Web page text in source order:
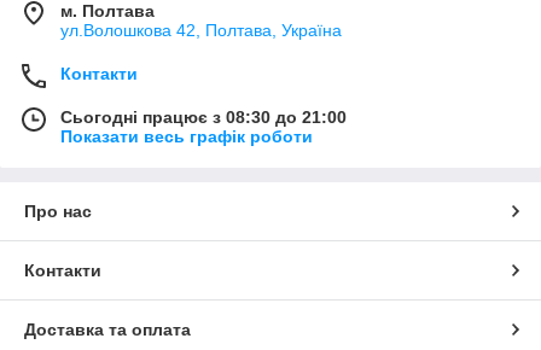
м. Полтава
ул.Волошкова 42, Полтава, Україна
Контакти
Сьогодні працює з 08:30 до 21:00
Показати весь графік роботи
Про нас
Контакти
Доставка та оплата